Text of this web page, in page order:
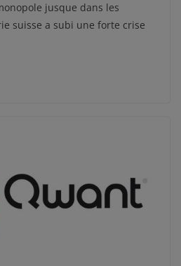
jusque dans les
suisse a subi une forte crise